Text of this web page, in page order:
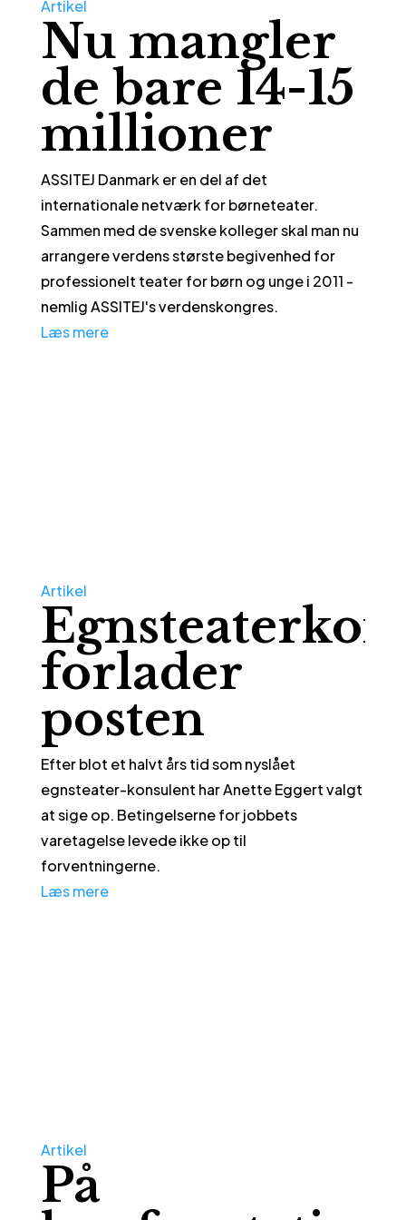
Artikel
Nu mangler
de bare 14-15
millioner
ASSITEJ Danmark er en del af det
internationale netværk for børneteater.
Sammen med de svenske kolleger skal man nu
arrangere verdens største begivenhed for
professionelt teater for børn og unge i 2011 -
nemlig ASSITEJ's verdenskongres.
Læs mere
Artikel
forlader
posten
Efter blot et halvt års tid som nyslået
egnsteater-konsulent har Anette Eggert valgt
at sige op. Betingelserne for jobbets
varetagelse levede ikke op til
forventningerne.
Læs mere
Artikel
På